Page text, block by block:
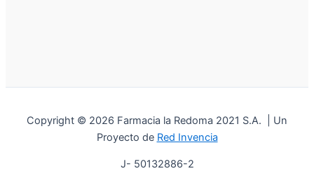
Copyright © 2026 Farmacia la Redoma 2021 S.A. | Un
Proyecto de Red Invencia
J- 50132886-2